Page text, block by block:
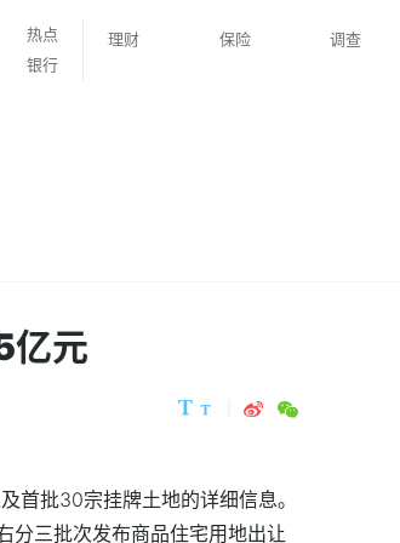
热点
银行
理财 保险 调查
亿元
首批30宗挂牌土地的详细信息。
分三批次发布商品住宅用地出让